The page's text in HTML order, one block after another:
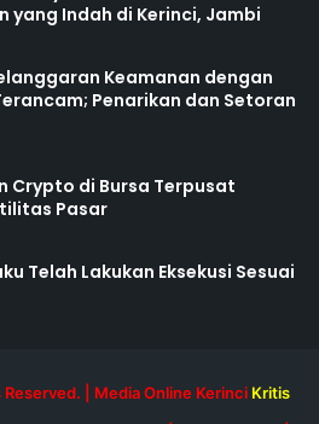
yang Indah di Kerinci, Jambi
Keamanan dengan
Penarikan dan Setoran
Crypto di Bursa Terpusat
Pasar
Telah Lakukan Eksekusi Sesuai
| Media Online Kerinci Kritis